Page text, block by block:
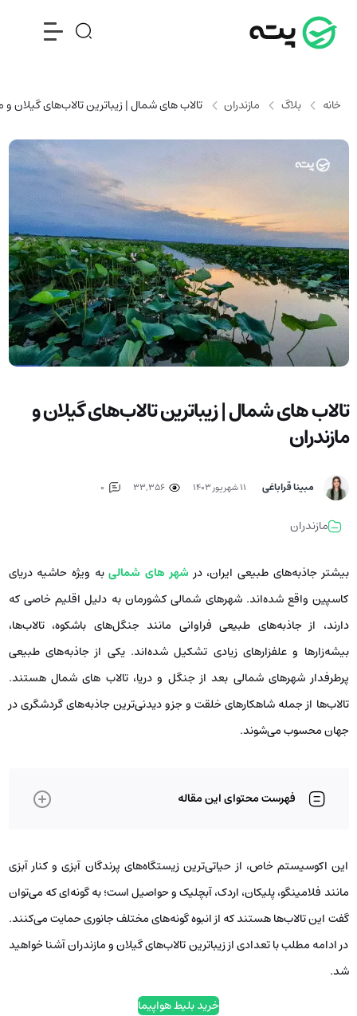
خانه بلاگ مازندران تالاب های شمال | زیباترین تالاب‌های گیلان و
تالاب های شمال | زیباترین تالاب‌های گیلان و
مازندران
مبینا قراباغی ۱۱ شهریور ۱۴۰۳ 33,356
مازندران
بیشتر جاذبه‌های طبیعی ایران، در شهر های شمالیبه ویژه حاشیه دریای
کاسپین واقع شده‌اند. شهرهای شمالی کشورمان به دلیل اقلیم خاصی که
دارند، از جاذبه‌های طبیعی فراوانی مانند جنگل‌های باشکوه، تالاب‌ها،
بیشه‌زارها و علفزارهای زیادی تشکیل شده‌اند. یکی از جاذبه‌های طبیعی
پرطرفدار شهرهای شمالی بعد از جنگل و دریا، تالاب های شمال هستند.
تالاب‌ها از جمله شاهکارهای خلقت و جزو دیدنی‌ترین جاذبه‌های گردشگری در
جهان محسوب می‌شوند.
فهرست محتوای این مقاله
این اکوسیستم خاص، از حیاتی‌ترین زیستگاه‌های پرندگان آبزی و کنار آبزی
مانند فلامینگو، پلیکان، اردک، آبچلیک و حواصیل است؛ به گونه‌ای که می‌توان
گفت این تالاب‌ها هستند که از انبوه گونه‌های مختلف جانوری حمایت می‌کنند.
در ادامه مطلب با تعدادی از زیباترین تالاب‌های گیلان و مازندران آشنا خواهید
شد.
خرید بلیط هواپیما